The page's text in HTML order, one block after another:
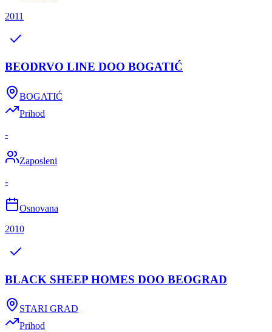
2011
BEODRVO LINE DOO BOGATIĆ
BOGATIĆ
Prihod
-
Zaposleni
-
Osnovana
2010
BLACK SHEEP HOMES DOO BEOGRAD
STARI GRAD
Prihod